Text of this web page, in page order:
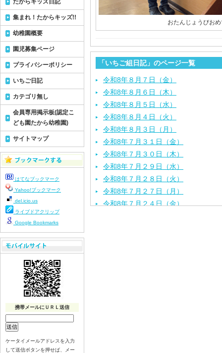
おたんじょうびお
「いちご組日記」のページ一覧
令和8年８月７日（金）
令和8年８月６日（木）
令和8年８月５日（水）
令和8年８月４日（火）
令和8年８月３日（月）
令和8年７月３１日（金）
令和8年７月３０日（木）
令和8年７月２９日（水）
令和8年７月２８日（火）
令和8年７月２７日（月）
令和8年７月２４日（金）
たからキッズ日記
集まれ！たからキッズ!!
幼稚園概要
園児募集ページ
プライバシーポリシー
いちご日記
カテゴリ無し
会員専用掲示板(認定こ
ども園たから幼稚園)
サイトマップ
はてなブックマーク
Yahoo!ブックマーク
del.icio.us
ライブドアクリップ
Google Bookmarks
携帯メールにＵＲＬ送信
ケータイメールアドレスを入力
して送信ボタンを押せば、メー